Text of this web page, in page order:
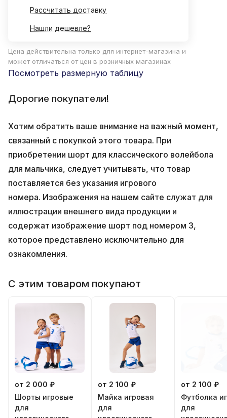
Рассчитать доставку
Нашли дешевле?
Цена действительна только для интернет-магазина и
может отличаться от цен в розничных магазинах
Посмотреть размерную таблицу
Дорогие покупатели!
Хотим обратить ваше внимание на важный момент,
связанный с покупкой этого товара. При
приобретении шорт для классического волейбола
для мальчика, следует учитывать, что товар
поставляется без указания игрового
номера. Изображения на нашем сайте служат для
иллюстрации внешнего вида продукции и
содержат изображение шорт под номером 3,
которое представлено исключительно для
ознакомления.
С этим товаром покупают
от 2 000 ₽
Шорты игровые
для
от 2 100 ₽
Майка игровая
для
от 2 100 ₽
Футболка
для